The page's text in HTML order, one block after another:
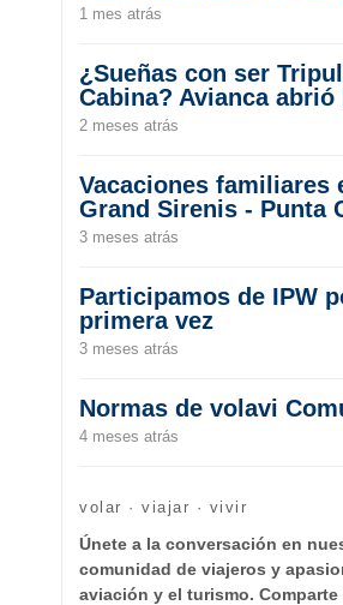
1 mes atrás
¿Sueñas con ser
Cabina? Avianca abrió
2 meses atrás
Vacaciones familiares
Grand Sirenis - Punta
3 meses atrás
Participamos de IPW
primera vez
3 meses atrás
Normas de volavi
4 meses atrás
volar · viajar · vivir
Únete a la conversación en
comunidad de viajeros y
aviación y el turismo. Comparte